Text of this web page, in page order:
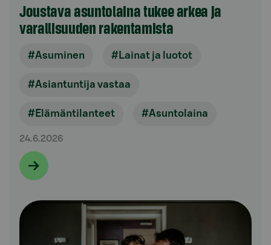
Joustava asuntolaina tukee arkea ja
varallisuuden rakentamista
#Asuminen #Lainat ja luotot
#Asiantuntija vastaa
#Elämäntilanteet #Asuntolaina
24.6.2026